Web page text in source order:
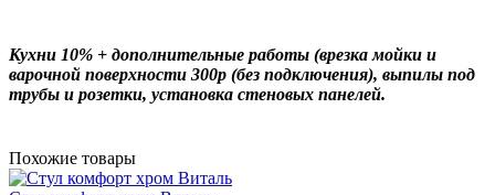
Кухни 10% + дополнительные работы (врезка мойки и
варочной поверхности 300р (без подключения), выпилы под
трубы и розетки, установка стеновых панелей.
Похожие товары